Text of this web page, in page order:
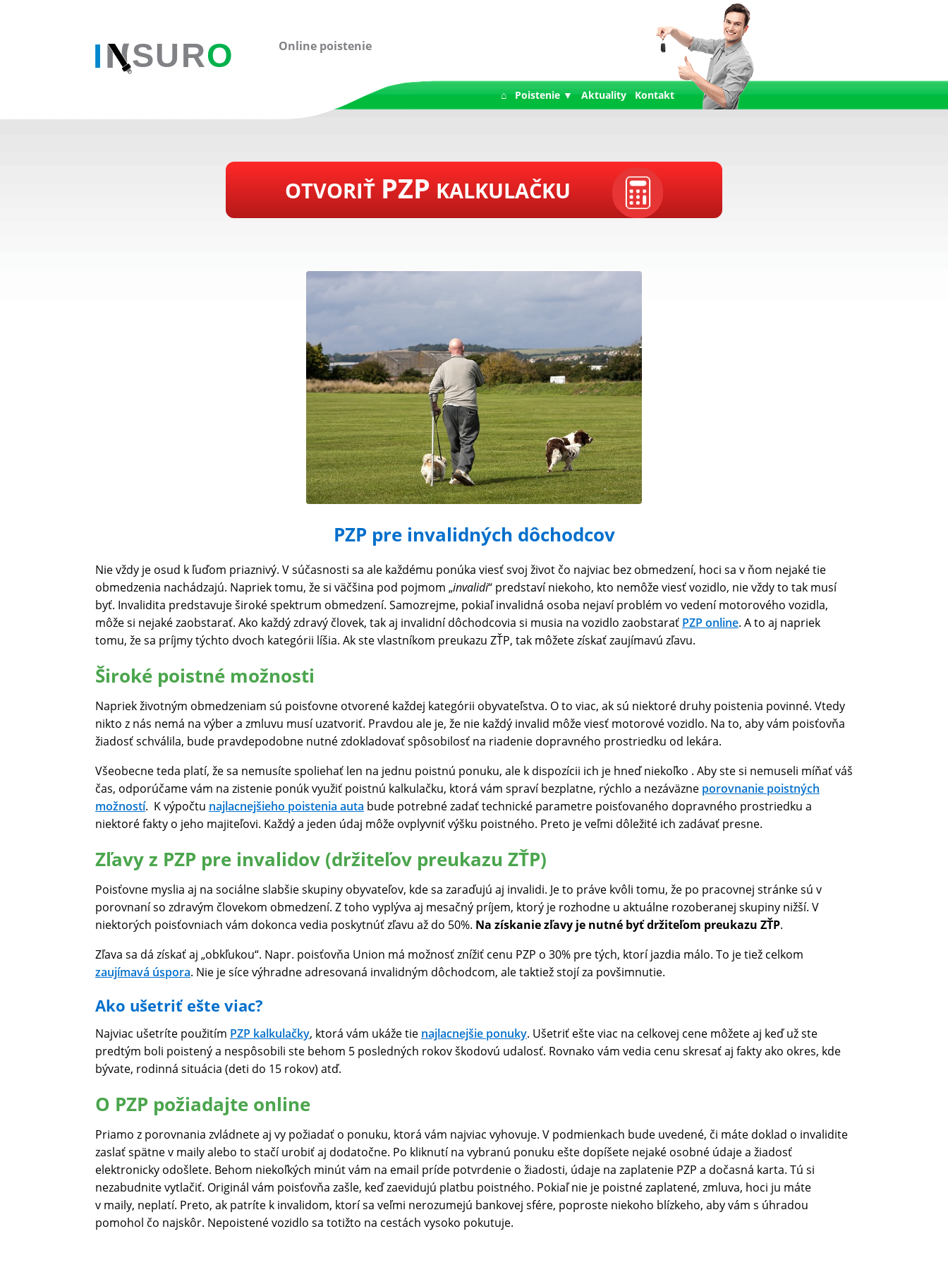
Online poistenie
⌂ Poistenie ▼ Aktuality Kontakt
OTVORIŤ PZP KALKULAČKU
PZP pre invalidných dôchodcov
Nie vždy je osud k ľuďom priaznivý. V súčasnosti sa ale každému ponúka viesť svoj život čo najviac bez obmedzení, hoci sa v ňom nejaké tie
obmedzenia nachádzajú. Napriek tomu, že si väčšina pod pojmom „invalidi“ predstaví niekoho, kto nemôže viesť vozidlo, nie vždy to tak musí
byť. Invalidita predstavuje široké spektrum obmedzení. Samozrejme, pokiaľ invalidná osoba nejaví problém vo vedení motorového vozidla,
môže si nejaké zaobstarať. Ako každý zdravý človek, tak aj invalidní dôchodcovia si musia na vozidlo zaobstarať PZP online. A to aj napriek
tomu, že sa príjmy týchto dvoch kategórii líšia. Ak ste vlastníkom preukazu ZŤP, tak môžete získať zaujímavú zľavu.
Široké poistné možnosti
Napriek životným obmedzeniam sú poisťovne otvorené každej kategórii obyvateľstva. O to viac, ak sú niektoré druhy poistenia povinné. Vtedy
nikto z nás nemá na výber a zmluvu musí uzatvoriť. Pravdou ale je, že nie každý invalid môže viesť motorové vozidlo. Na to, aby vám poisťovňa
žiadosť schválila, bude pravdepodobne nutné zdokladovať spôsobilosť na riadenie dopravného prostriedku od lekára.
Všeobecne teda platí, že sa nemusíte spoliehať len na jednu poistnú ponuku, ale k dispozícii ich je hneď niekoľko . Aby ste si nemuseli míňať váš
čas, odporúčame vám na zistenie ponúk využiť poistnú kalkulačku, ktorá vám spraví bezplatne, rýchlo a nezáväzne porovnanie poistných
možností. K výpočtu najlacnejšieho poistenia auta bude potrebné zadať technické parametre poisťovaného dopravného prostriedku a
niektoré fakty o jeho majiteľovi. Každý a jeden údaj môže ovplyvniť výšku poistného. Preto je veľmi dôležité ich zadávať presne.
Zľavy z PZP pre invalidov (držiteľov preukazu ZŤP)
Poisťovne myslia aj na sociálne slabšie skupiny obyvateľov, kde sa zaraďujú aj invalidi. Je to práve kvôli tomu, že po pracovnej stránke sú v
porovnaní so zdravým človekom obmedzení. Z toho vyplýva aj mesačný príjem, ktorý je rozhodne u aktuálne rozoberanej skupiny nižší. V
niektorých poisťovniach vám dokonca vedia poskytnúť zľavu až do 50%. Na získanie zľavy je nutné byť držiteľom preukazu ZŤP.
Zľava sa dá získať aj „obkľukou“. Napr. poisťovňa Union má možnosť znížiť cenu PZP o 30% pre tých, ktorí jazdia málo. To je tiež celkom
zaujímavá úspora. Nie je síce výhradne adresovaná invalidným dôchodcom, ale taktiež stojí za povšimnutie.
Ako ušetriť ešte viac?
Najviac ušetríte použitím PZP kalkulačky, ktorá vám ukáže tie najlacnejšie ponuky. Ušetriť ešte viac na celkovej cene môžete aj keď už ste
predtým boli poistený a nespôsobili ste behom 5 posledných rokov škodovú udalosť. Rovnako vám vedia cenu skresať aj fakty ako okres, kde
bývate, rodinná situácia (deti do 15 rokov) atď.
O PZP požiadajte online
Priamo z porovnania zvládnete aj vy požiadať o ponuku, ktorá vám najviac vyhovuje. V podmienkach bude uvedené, či máte doklad o invalidite
zaslať spätne v maily alebo to stačí urobiť aj dodatočne. Po kliknutí na vybranú ponuku ešte dopíšete nejaké osobné údaje a žiadosť
elektronicky odošlete. Behom niekoľkých minút vám na email príde potvrdenie o žiadosti, údaje na zaplatenie PZP a dočasná karta. Tú si
nezabudnite vytlačiť. Originál vám poisťovňa zašle, keď zaevidujú platbu poistného. Pokiaľ nie je poistné zaplatené, zmluva, hoci ju máte
v maily, neplatí. Preto, ak patríte k invalidom, ktorí sa veľmi nerozumejú bankovej sfére, poproste niekoho blízkeho, aby vám s úhradou
pomohol čo najskôr. Nepoistené vozidlo sa totižto na cestách vysoko pokutuje.